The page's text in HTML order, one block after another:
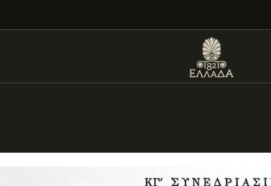
ΞΥΛΌΚΑΣΤΡΟ –
ΕΥΡΩΣΤΊΝΗ